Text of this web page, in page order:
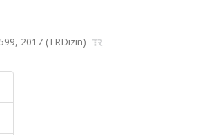
2017 (TRDizin)